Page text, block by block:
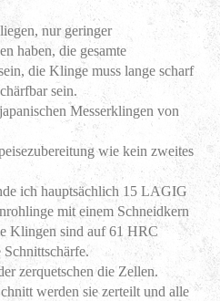
nur geringer
haben, die gesamte
die Klinge muss lange scharf
sein.
Messerklingen von
wie kein zweites
ich hauptsächlich 15 LAGIG
mit einem Schneidkern
Klingen sind auf 61 HRC
Schnittschärfe.
zerquetschen die Zellen.
werden sie zerteilt und alle